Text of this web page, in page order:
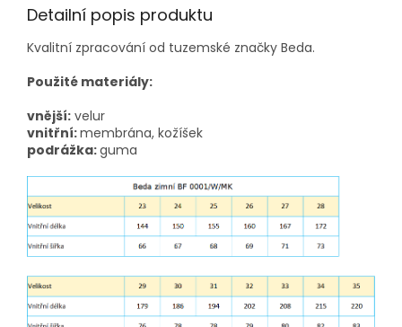
Detailní popis produktu
Kvalitní zpracování od tuzemské značky Beda.
Použité materiály:
vnější: velur
vnitřní:membrána, kožíšek
podrážka:guma